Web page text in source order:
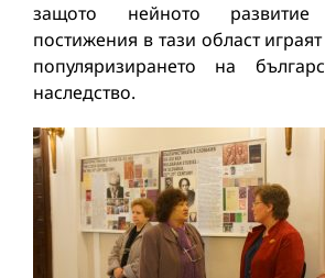
защото нейното
постижения в тази област
популяризирането на
наследство.